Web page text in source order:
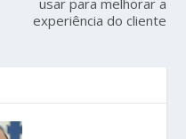
experiência do cliente